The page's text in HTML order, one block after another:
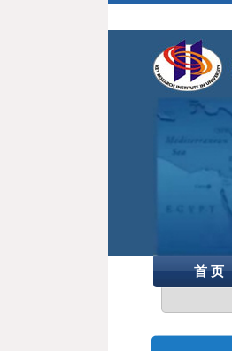
首 页